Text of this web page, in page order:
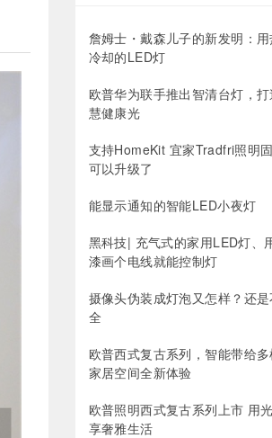
詹姆士・戴森儿子的新发明：
冷却的LED灯
欧普华为联手推出智清台灯，
慧健康光
支持HomeKit 宜家Tradfri照明
可以升级了
能显示通知的智能LED小夜灯
黑科技| 充气式的家用LED灯、
漆画个电线就能控制灯
摄像头伪装成灯泡又怎样？还
全
欧普西式复古系列，智能带给
家居空间全新体验
欧普照明西式复古系列上市 用
享奢雅生活